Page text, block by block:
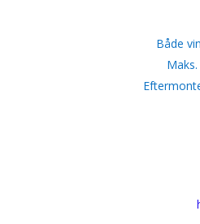
Både